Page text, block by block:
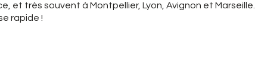
et très souvent à Montpellier, Lyon, Avignon et Marseille.
rapide !